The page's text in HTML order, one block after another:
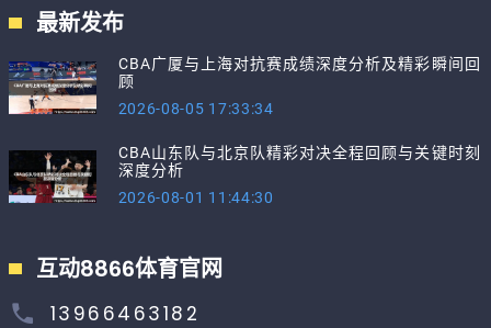
最新发布
CBA广厦与上海对抗赛成绩深度分析及精彩瞬间回
顾
2026-08-05 17:33:34
CBA山东队与北京队精彩对决全程回顾与关键时刻
深度分析
2026-08-01 11:44:30
互动8866体育官网
13966463182